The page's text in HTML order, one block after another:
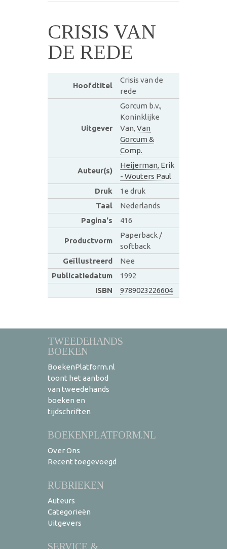
CRISIS VAN
DE REDE
Hoofdtitel
Crisis van de
rede
Uitgever
Gorcum b.v.,
Koninklijke
Van, Van
Gorcum &
Comp.
Auteur(s)
Heijerman, Erik
- Wouters Paul
Druk
1e druk
Taal
Nederlands
Pagina's
416
Productvorm
Paperback /
softback
Geïllustreerd
Nee
Publicatiedatum
1992
ISBN
9789023226604
TWEEDEHANDS
BOEKEN
BoekenPlatform.nl
toont het aanbod
van tweedehands
boeken en
tijdschriften
BOEKENPLATFORM.NL
Over Ons
Recent toegevoegd
RUBRIEKEN
Auteurs
Categorieën
Uitgevers
SERVICE &